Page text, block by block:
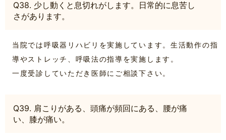
Q38. 少し動くと息切れがします。日常的に息苦し
さがあります。
当院では呼吸器リハビリを実施しています。生活動作の指
導やストレッチ、呼吸法の指導を実施します。
一度受診していただき医師にご相談下さい。
Q39. 肩こりがある、頭痛が頻回にある、腰が痛
い、膝が痛い。